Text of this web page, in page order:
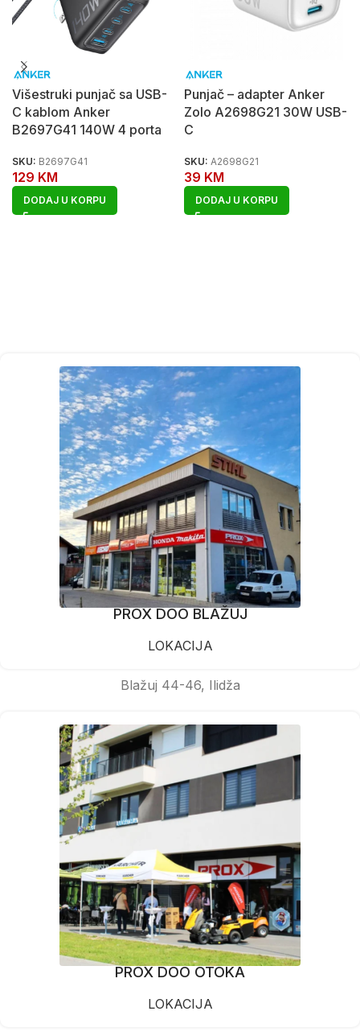
Višestruki punjač sa USB-
C kablom Anker
B2697G41 140W 4 porta
SKU: B2697G41
129 KM
DODAJ U KORPU
Punjač – adapter Anker
Zolo A2698G21 30W USB-
C
SKU: A2698G21
39 KM
DODAJ U KORPU
PROX DOO BLAŽUJ
LOKACIJA
Blažuj 44-46, Ilidža
PROX DOO OTOKA
LOKACIJA